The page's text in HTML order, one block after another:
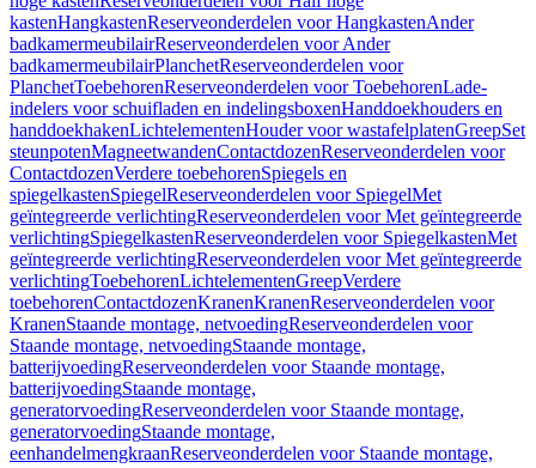
kastenHangkastenReserveonderdelen voor HangkastenAnder
badkamermeubilairReserveonderdelen voor Ander
badkamermeubilairPlanchetReserveonderdelen voor
PlanchetToebehorenReserveonderdelen voor ToebehorenLade-
indelers voor schuifladen en indelingsboxenHanddoekhouders en
handdoekhakenLichtelementenHouder voor wastafelplatenGreepSet
steunpotenMagneetwandenContactdozenReserveonderdelen voor
ContactdozenVerdere toebehorenSpiegels en
spiegelkastenSpiegelReserveonderdelen voor SpiegelMet
geïntegreerde verlichtingReserveonderdelen voor Met geïntegreerde
verlichtingSpiegelkastenReserveonderdelen voor SpiegelkastenMet
geïntegreerde verlichtingReserveonderdelen voor Met geïntegreerde
verlichtingToebehorenLichtelementenGreepVerdere
toebehorenContactdozenKranenKranenReserveonderdelen voor
KranenStaande montage, netvoedingReserveonderdelen voor
Staande montage, netvoedingStaande montage,
batterijvoedingReserveonderdelen voor Staande montage,
batterijvoedingStaande montage,
generatorvoedingReserveonderdelen voor Staande montage,
generatorvoedingStaande montage,
eenhandelmengkraanReserveonderdelen voor Staande montage,